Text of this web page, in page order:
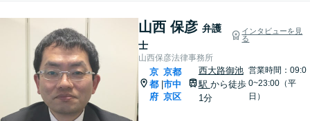
山西 保彦 弁護
士
インタビューを見
る
山西保彦法律事務所
京
都
府
|
京都
市中
京区
西大路御池
駅 から徒歩
1分
営業時間：09:0
0~23:00（平
日）